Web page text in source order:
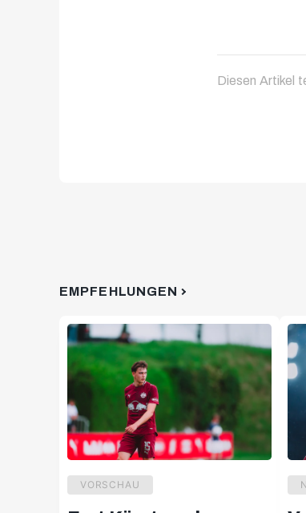
Diesen Artikel
EMPFEHLUNGEN
VORSCHAU